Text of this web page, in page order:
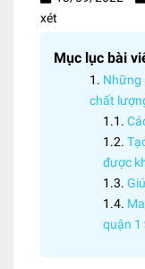
xét
Mục lục bài
Những
chất
được
quận 1